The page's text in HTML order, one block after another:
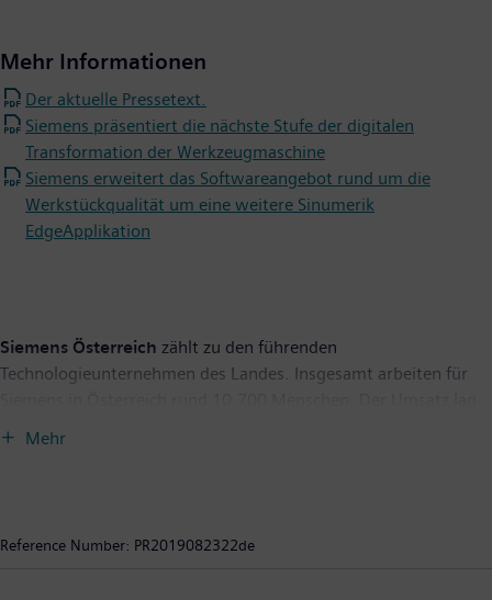
Mehr Informationen
Der aktuelle Pressetext.
Siemens präsentiert die nächste Stufe der digitalen
Transformation der Werkzeugmaschine
Siemens erweitert das Softwareangebot rund um die
Werkstückqualität um eine weitere Sinumerik
EdgeApplikation
Siemens Österreich zählt zu den führenden
Technologieunternehmen des Landes. Insgesamt arbeiten für
im Geschäftsjahr 2018 bei rund 3,3 Milliarden Euro. Die
energieeffiziente Produkte und Lösungen für die Produktions-,
Mehr
Reference Number: PR2019082322de